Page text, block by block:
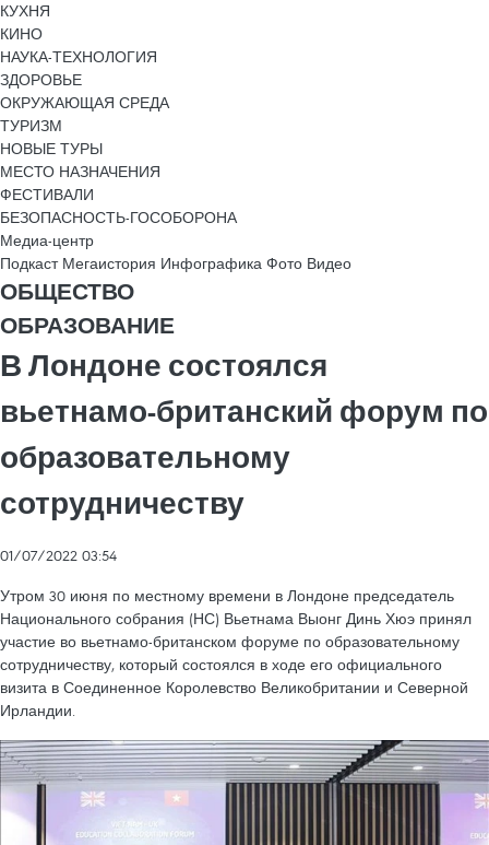
КУХНЯ
КИНО
НАУКА-ТЕХНОЛОГИЯ
ЗДОРОВЬЕ
ОКРУЖАЮЩАЯ СРЕДА
ТУРИЗМ
НОВЫЕ ТУРЫ
МЕСТО НАЗНАЧЕНИЯ
ФЕСТИВАЛИ
БЕЗОПАСНОСТЬ-ГОСОБОРОНА
Медиа-центр
Подкаст Мегаистория Инфографика Фото Видео
ОБЩЕСТВО
ОБРАЗОВАНИЕ
В Лондоне состоялся
вьетнамо-британский форум по
образовательному
сотрудничеству
01/07/2022 03:54
Утром 30 июня по местному времени в Лондоне председатель
Национального собрания (НС) Вьетнама Выонг Динь Хюэ принял
участие во вьетнамо-британском форуме по образовательному
сотрудничеству, который состоялся в ходе его официального
визита в Соединенное Королевство Великобритании и Северной
Ирландии.